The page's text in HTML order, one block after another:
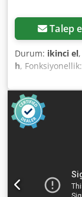
Talep
Durum: ikinci el
h, Fonksiyonellik:
kompresörü,
Copco, model
API454025,
Elektronikon II
Qv 43 l/s – 2,58
Ambalajlama